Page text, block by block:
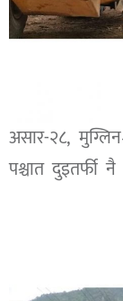
असार-२८,
पश्चात दुइतर्फी